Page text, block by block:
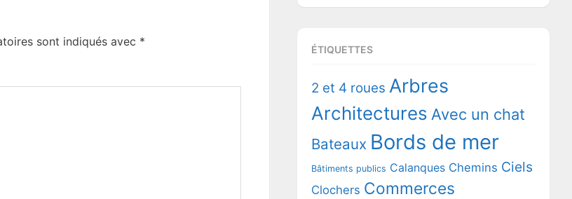
sont indiqués avec *
ÉTIQUETTES
2 et 4 roues Arbres
Architectures Avec un chat
Bateaux Bords de mer
Bâtiments publics Calanques Chemins Ciels
Clochers Commerces